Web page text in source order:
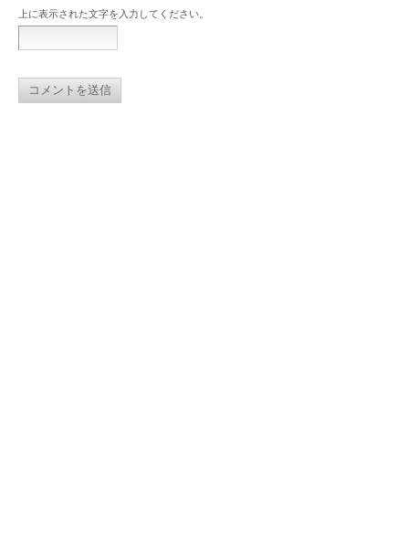
上に表示された文字を入力してください。